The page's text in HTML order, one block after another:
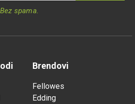
Bez spama.
Brendovi
Fellowes
Edding